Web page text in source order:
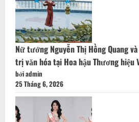
Nữ tướng Nguyễn Thị Hồng Quang
trị văn hóa tại Hoa hậu Thương hiệu
bởi admin
25 Tháng 6, 2026